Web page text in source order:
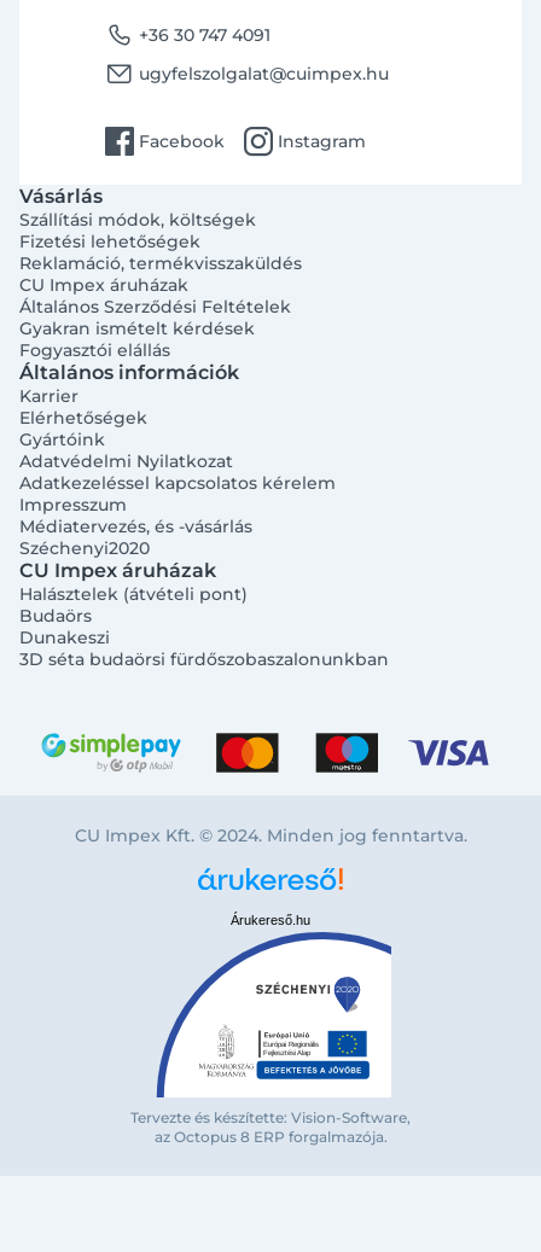
Bejelentkezés e-mail-címmel
phone +36 30 747 4091
email ugyfelszolgalat@cuimpex.hu
facebook Facebook instagram Instagram
Vásárlás
Szállítási módok, költségek
Fizetési lehetőségek
Reklamáció, termékvisszaküldés
CU Impex áruházak
Általános Szerződési Feltételek
Gyakran ismételt kérdések
Fogyasztói elállás
Általános információk
Karrier
Elérhetőségek
Gyártóink
Adatvédelmi Nyilatkozat
Adatkezeléssel kapcsolatos kérelem
Impresszum
Médiatervezés, és -vásárlás
Széchenyi2020
CU Impex áruházak
Halásztelek (átvételi pont)
Budaörs
Dunakeszi
3D séta budaörsi fürdőszobaszalonunkban
CU Impex Kft. © 2024. Minden jog fenntartva.
Árukereső.hu
Tervezte és készítette: Vision-Software,
az Octopus 8 ERP forgalmazója.